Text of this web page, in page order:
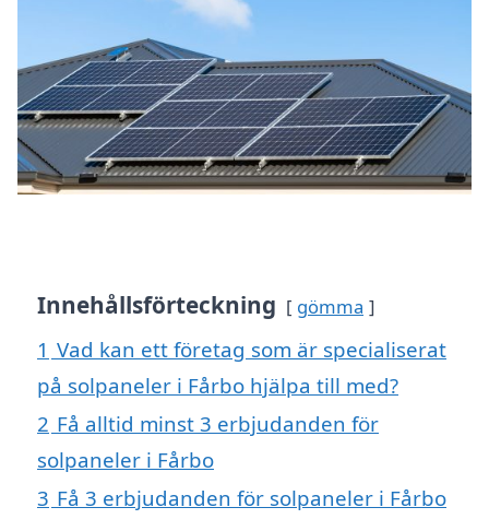
Innehållsförteckning gömma
1 Vad kan ett företag som är specialiserat
på solpaneler i Fårbo hjälpa till med?
2 Få alltid minst 3 erbjudanden för
solpaneler i Fårbo
3 Få 3 erbjudanden för solpaneler i Fårbo